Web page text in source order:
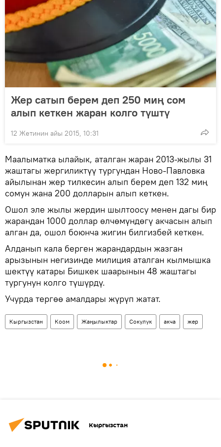
Жер сатып берем деп 250 миң сом
алып кеткен жаран колго түштү
12 Жетинин айы 2015, 10:31
Маалыматка ылайык, аталган жаран 2013-жылы 31
жаштагы жергиликтүү тургундан Ново-Павловка
айылынан жер тилкесин алып берем деп 132 миң
сомун жана 200 долларын алып кеткен.
Ошол эле жылы жердин шылтоосу менен дагы бир
жарандан 1000 доллар өлчөмүндөгү акчасын алып
алган да, ошол боюнча жигин билгизбей кеткен.
Алданып кала берген жарандардын жазган
арызынын негизинде милиция аталган кылмышка
шектүү катары Бишкек шаарынын 48 жаштагы
тургунун колго түшүрдү.
Учурда тергөө амалдары жүрүп жатат.
Кыргызстан Коом Жаңылыктар Сокулук акча жер
Кыргызстан